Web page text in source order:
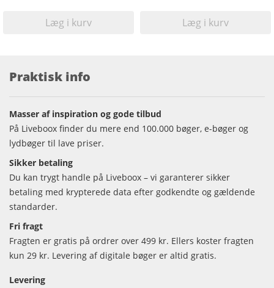
Læg i kurv Læg i kurv
Praktisk info
Masser af inspiration og gode tilbud
På Liveboox finder du mere end 100.000 bøger, e-bøger og
lydbøger til lave priser.
Sikker betaling
Du kan trygt handle på Liveboox – vi garanterer sikker
betaling med krypterede data efter godkendte og gældende
standarder.
Fri fragt
Fragten er gratis på ordrer over 499 kr. Ellers koster fragten
kun 29 kr. Levering af digitale bøger er altid gratis.
Levering